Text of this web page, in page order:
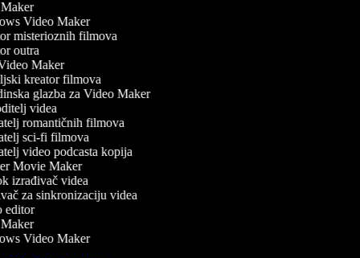
Video Maker
misterioznih filmova
outra
Maker
kreator filmova
glazba za Video Maker
videa
romantičnih filmova
sci-fi filmova
video podcasta kopija
Movie Maker
izrađivač videa
za sinkronizaciju videa
Video Maker